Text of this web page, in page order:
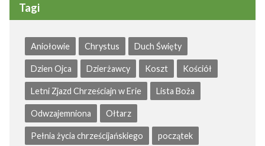
Tagi
Aniołowie Chrystus Duch Święty
Dzien Ojca Dzierżawcy Koszt Kościół
Letni Zjazd Chrześciajn w Erie Lista Boża
Odwzajemniona Ołtarz
Pełnia życia chrześcijańskiego początek